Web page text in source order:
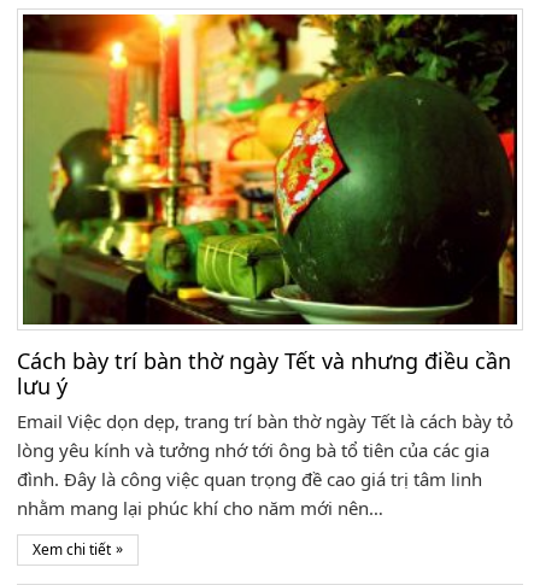
Cách bày trí bàn thờ ngày Tết và nhưng điều cần
lưu ý
Email Việc dọn dẹp, trang trí bàn thờ ngày Tết là cách bày tỏ
lòng yêu kính và tưởng nhớ tới ông bà tổ tiên của các gia
đình. Đây là công việc quan trọng đề cao giá trị tâm linh
nhằm mang lại phúc khí cho năm mới nên…
Xem chi tiết »